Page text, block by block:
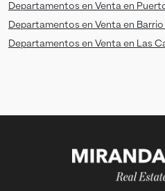
Departamentos en Venta en
Departamentos en Venta en
Departamentos en Venta en Las